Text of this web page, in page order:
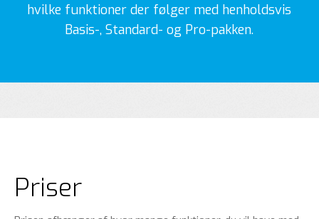
hvilke funktioner der følger med henholdsvis
Basis-, Standard- og Pro-pakken.
Priser